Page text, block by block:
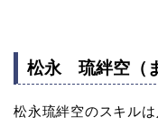
松永 琉絆空（
松永琉絆空のスキルは